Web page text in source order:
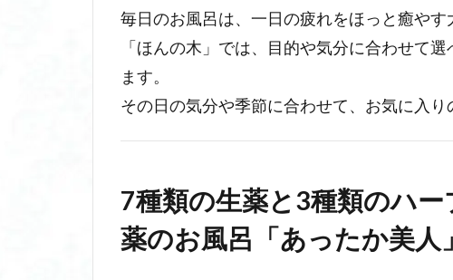
毎日のお風呂は、一日の疲れをほっと癒やす
「ほんの木」では、目的や気分に合わせて
ます。
その日の気分や季節に合わせて、お気に入り
7種類の生薬と3種類のハ
薬のお風呂「あったか美人」